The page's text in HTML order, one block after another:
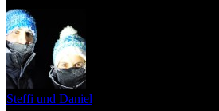
Steffi und Daniel